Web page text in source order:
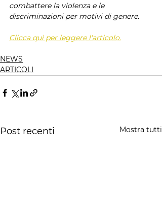
combattere la violenza e le
discriminazioni per motivi di genere.
Clicca qui per leggere l'articolo.
NEWS
ARTICOLI
Post recenti Mostra tutti